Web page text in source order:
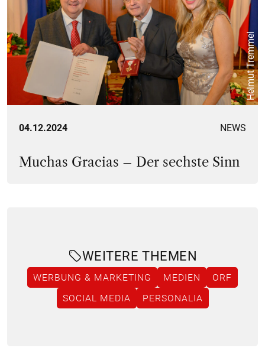
Helmut Tremmel
04.12.2024 NEWS
Muchas Gracias – Der sechste Sinn
WEITERE THEMEN
WERBUNG & MARKETING MEDIEN
ORF
SOCIAL MEDIA
PERSONALIA